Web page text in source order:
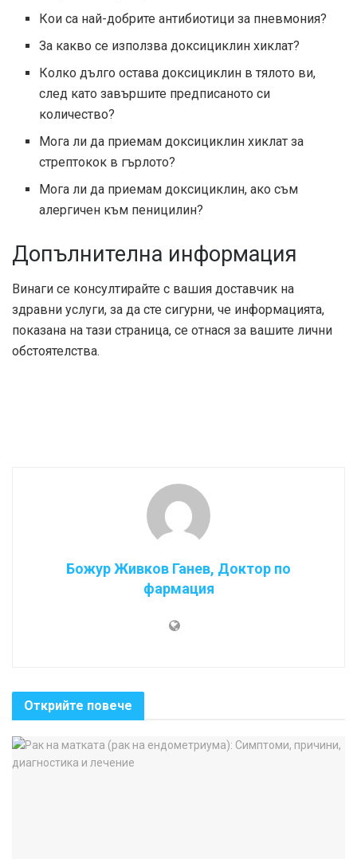
Кои са най-добрите антибиотици за пневмония?
За какво се използва доксициклин хиклат?
Колко дълго остава доксициклин в тялото ви,
след като завършите предписаното си
количество?
Мога ли да приемам доксициклин хиклат за
стрептокок в гърлото?
Мога ли да приемам доксициклин, ако съм
алергичен към пеницилин?
Допълнителна информация
Винаги се консултирайте с вашия доставчик на
здравни услуги, за да сте сигурни, че информацията,
показана на тази страница, се отнася за вашите лични
обстоятелства.
Божур Живков Ганев, Доктор по
фармация
Открийте повече